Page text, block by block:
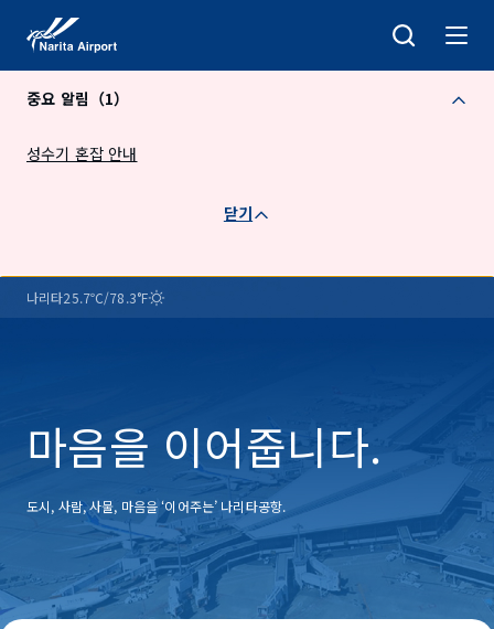
중요 알림（1）
성수기 혼잡 안내
닫기
NAA나리타
기
25.7℃/78.3°F
날
마음을 이어줍니다.
도시, 사람, 사물, 마음을 ‘이어주는’ 나리타공항.